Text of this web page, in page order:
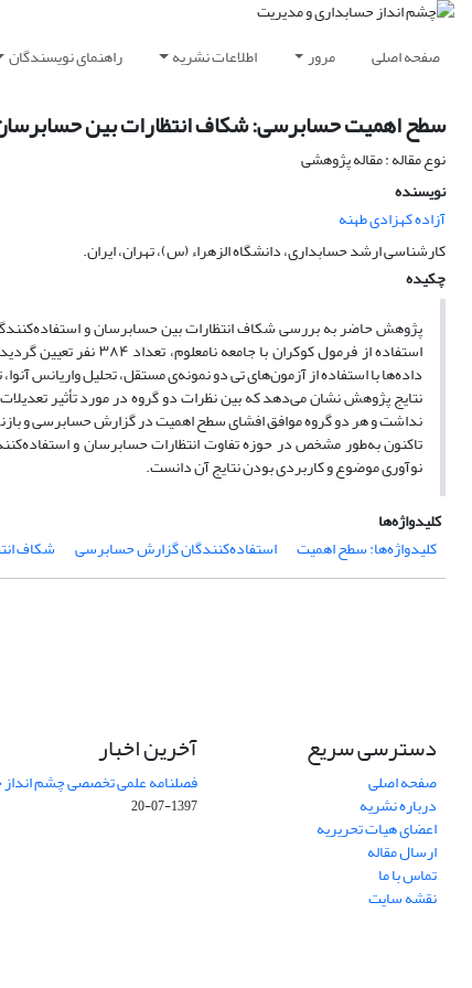
صفحه اصلی مرور اطلاعات نشریه راهنمای نویسندگان
سطح اهمیت حسابرسی: شکاف انتظارات بین
نوع مقاله : مقاله پژوهشی
نویسنده
آزاده کهزادی طهنه
کارشناسی ارشد حسابداری، دانشگاه الزهراء (س)، تهران، ایران.
چکیده
پژوهش حاضر به بررسی شکاف انتظارات بین حسابرسان و
داده‌ها با استفاده از آزمون‌های تی دو نمونه‌ی مستقل، تحلیل واریانس
نتایج پژوهش نشان می‌دهد که بین نظرات دو گروه در مورد تأثیر
نداشت و هر دو گروه موافق افشای سطح اهمیت در گزارش‌ حسابرسی و
تاکنون به‌طور مشخص در حوزه تفاوت انتظارات حسابرسان و
نوآوری موضوع و کاربردی بودن نتایج آن دانست.
کلیدواژه‌ها
کلیدواژه‌ها: سطح اهمیت
استفاده‌کنندگان گزارش‌ حسابرسی شکاف
دسترسی سریع
صفحه اصلی
درباره نشریه
اعضای هیات تحریریه
ارسال مقاله
تماس با ما
نقشه سایت
آخرین اخبار
فصلنامه علمی تخصصی چشم
1397-07-20